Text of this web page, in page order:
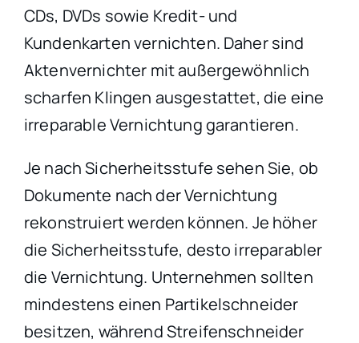
CDs, DVDs sowie Kredit- und
Kundenkarten vernichten. Daher sind
Aktenvernichter mit außergewöhnlich
scharfen Klingen ausgestattet, die eine
irreparable Vernichtung garantieren.
Je nach Sicherheitsstufe sehen Sie, ob
Dokumente nach der Vernichtung
rekonstruiert werden können. Je höher
die Sicherheitsstufe, desto irreparabler
die Vernichtung. Unternehmen sollten
mindestens einen Partikelschneider
besitzen, während Streifenschneider